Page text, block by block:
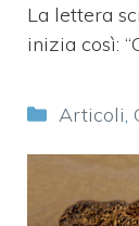
La lettera
inizia così:
Articoli,